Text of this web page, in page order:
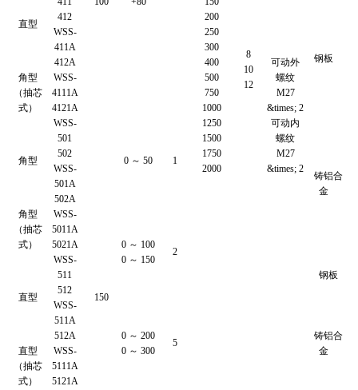
200
250
300
400
500
750
1000
1250
1500
1750
2000
8
10
12
可动外
螺纹
M27
&times; 2
可动内
螺纹
M27
&times; 2
直型
412
钢板
WSS-
411A
412A
角型
（抽芯
式）
WSS-
4111A
4121A
角型
WSS-
501
502
0 ～ 50
1
铸铝合
金
WSS-
501A
502A
角型
（抽芯
式）
WSS-
5011A
5021A
150
0 ～ 100
0 ～ 150
2
直型
WSS-
511
512
钢板
WSS-
511A
512A
0 ～ 200
0 ～ 300
5
铸铝合
金
直型
（抽芯
式）
WSS-
5111A
5121A